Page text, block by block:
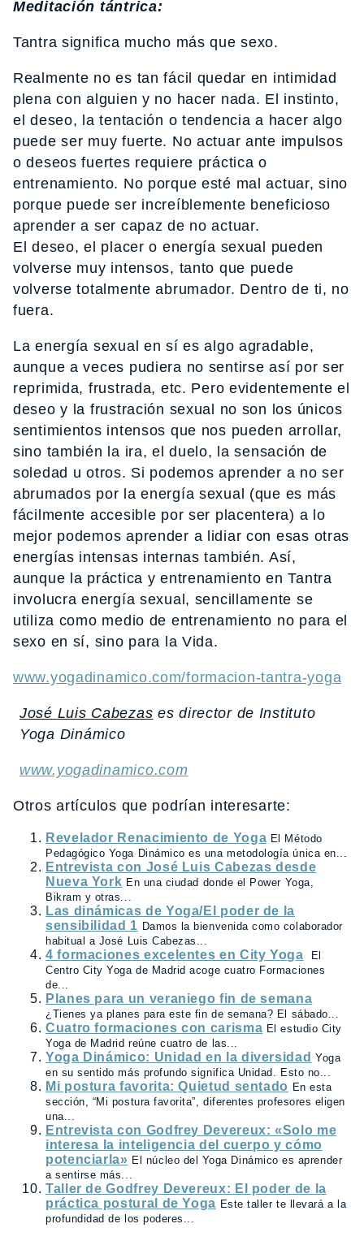
Meditación tántrica:
Tantra significa mucho más que sexo.
Realmente no es tan fácil quedar en intimidad
plena con alguien y no hacer nada. El instinto,
el deseo, la tentación o tendencia a hacer algo
puede ser muy fuerte. No actuar ante impulsos
o deseos fuertes requiere práctica o
entrenamiento. No porque esté mal actuar, sino
porque puede ser increíblemente beneficioso
aprender a ser capaz de no actuar.
El deseo, el placer o energía sexual pueden
volverse muy intensos, tanto que puede
volverse totalmente abrumador. Dentro de ti, no
fuera.
La energía sexual en sí es algo agradable,
aunque a veces pudiera no sentirse así por ser
reprimida, frustrada, etc. Pero evidentemente el
deseo y la frustración sexual no son los únicos
sentimientos intensos que nos pueden arrollar,
sino también la ira, el duelo, la sensación de
soledad u otros. Si podemos aprender a no ser
abrumados por la energía sexual (que es más
fácilmente accesible por ser placentera) a lo
mejor podemos aprender a lidiar con esas otras
energías intensas internas también. Así,
aunque la práctica y entrenamiento en Tantra
involucra energía sexual, sencillamente se
utiliza como medio de entrenamiento no para el
sexo en sí, sino para la Vida.
www.yogadinamico.com/formacion-tantra-yoga
José Luis Cabezas es director de Instituto
Yoga Dinámico
www.yogadinamico.com
Otros artículos que podrían interesarte:
Revelador Renacimiento de Yoga El Método
Pedagógico Yoga Dinámico es una metodología única en...
Entrevista con José Luis Cabezas desde
Nueva York En una ciudad donde el Power Yoga,
Bikram y otras...
Las dinámicas de Yoga/El poder de la
sensibilidad 1 Damos la bienvenida como colaborador
habitual a José Luis Cabezas...
4 formaciones excelentes en City Yoga
El
Centro City Yoga de Madrid acoge cuatro Formaciones
de...
Planes para un veraniego fin de semana
¿Tienes ya planes para este fin de semana? El sábado...
Cuatro formaciones con carisma El estudio City
Yoga de Madrid reúne cuatro de las...
Yoga Dinámico: Unidad en la diversidad Yoga
en su sentido más profundo significa Unidad. Esto no...
Mi postura favorita: Quietud sentado En esta
sección, “Mi postura favorita”, diferentes profesores eligen
una...
Entrevista con Godfrey Devereux: «Solo me
interesa la inteligencia del cuerpo y cómo
potenciarla» El núcleo del Yoga Dinámico es aprender
a sentirse más...
Taller de Godfrey Devereux: El poder de la
práctica postural de Yoga Este taller te llevará a la
profundidad de los poderes...